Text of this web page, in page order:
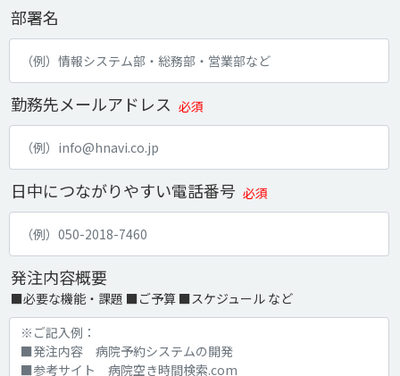
部署名
勤務先メールアドレス 必須
日中につながりやすい電話番号 必須
発注内容概要
■必要な機能・課題 ■ご予算 ■スケジュール など